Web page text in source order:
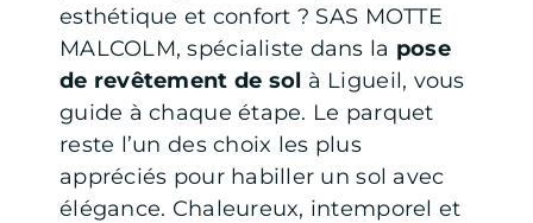
esthétique et confort ? SAS MOTTE
MALCOLM, spécialiste dans la pose
de revêtement de sol à Ligueil, vous
guide à chaque étape. Le parquet
reste l’un des choix les plus
appréciés pour habiller un sol avec
élégance. Chaleureux, intemporel et